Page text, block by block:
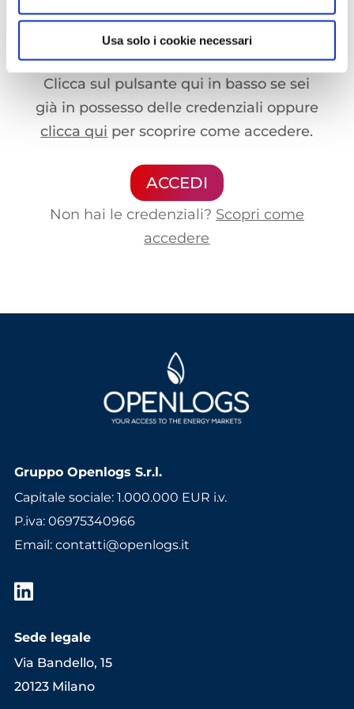
Usa solo i cookie necessari
che stavi cercando. Per accedere alla
versione completa devi effettuare
l'accesso alla Openlogs.TV.
Clicca sul pulsante qui in basso se sei
già in possesso delle credenziali oppure
clicca qui per scoprire come accedere.
ACCEDI
Non hai le credenziali? Scopri come
accedere
Gruppo Openlogs S.r.l.
Capitale sociale: 1.000.000 EUR i.v.
P.iva: 06975340966
Email: contatti@openlogs.it
Sede legale
Via Bandello, 15
20123 Milano